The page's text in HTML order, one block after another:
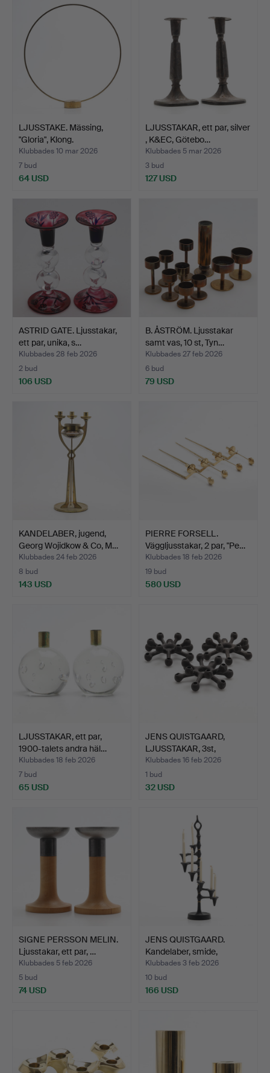
LJUSSTAKE. Mässing,
"Gloria", Klong.
Klubbades 10 mar 2026
7 bud
64 USD
LJUSSTAKAR, ett par, silver
, K&EC, Götebo…
Klubbades 5 mar 2026
3 bud
127 USD
ASTRID GATE. Ljusstakar,
ett par, unika, s…
Klubbades 28 feb 2026
2 bud
106 USD
B. ÅSTRÖM. Ljusstakar
samt vas, 10 st, Tyn…
Klubbades 27 feb 2026
6 bud
79 USD
KANDELABER, jugend,
Georg Wojidkow & Co, M…
Klubbades 24 feb 2026
8 bud
143 USD
PIERRE FORSELL.
Väggljusstakar, 2 par, "Pe…
Klubbades 18 feb 2026
19 bud
580 USD
LJUSSTAKAR, ett par,
1900-talets andra häl…
Klubbades 18 feb 2026
7 bud
65 USD
JENS QUISTGAARD,
LJUSSTAKAR, 3st,
Danmark.
Klubbades 16 feb 2026
1 bud
32 USD
SIGNE PERSSON MELIN.
Ljusstakar, ett par, …
Klubbades 5 feb 2026
5 bud
74 USD
JENS QUISTGAARD.
Kandelaber, smide,
Danmar…
Klubbades 3 feb 2026
10 bud
166 USD